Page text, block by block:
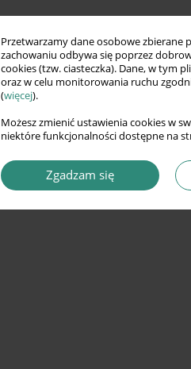
Przetwarzamy dane osobowe zbierane
zachowaniu odbywa się poprzez
cookies (tzw. ciasteczka). Dane, w tym
oraz w celu monitorowania ruchu
(więcej).
Możesz zmienić ustawienia cookies w
niektóre funkcjonalności dostępne na
Zgadzam się